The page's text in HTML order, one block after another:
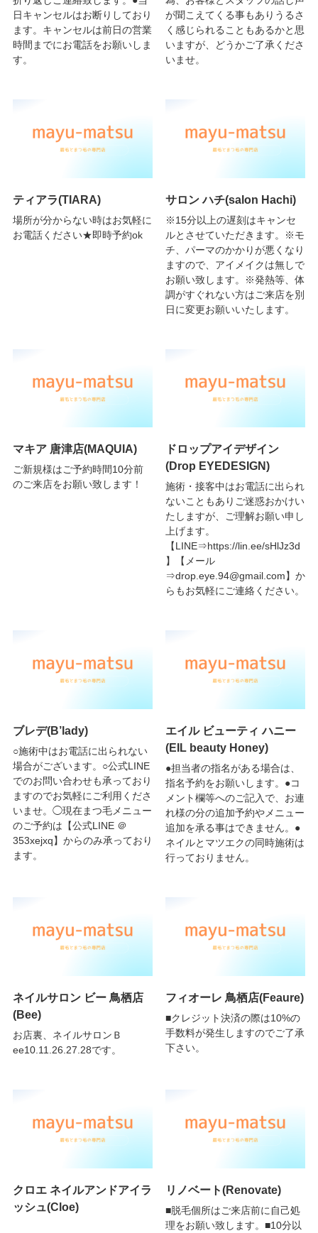
日キャンセルはお断りしており
ます。キャンセルは前日の営業
時間までにお電話をお願いしま
す。
が聞こえてくる事もありうるさ
く感じられることもあるかと思
いますが、どうかご了承くださ
いませ。
ティアラ(TIARA)
場所が分からない時はお気軽に
お電話ください★即時予約ok
サロン ハチ(salon Hachi)
※15分以上の遅刻はキャンセ
ルとさせていただきます。※モ
チ、パーマのかかりが悪くなり
ますので、アイメイクは無しで
お願い致します。※発熱等、体
調がすぐれない方はご来店を別
日に変更お願いいたします。
マキア 唐津店(MAQUIA)
ご新規様はご予約時間10分前
のご来店をお願い致します！
ドロップアイデザイン
(Drop EYEDESIGN)
施術・接客中はお電話に出られ
ないこともありご迷惑おかけい
たしますが、ご理解お願い申し
上げます。
【LINE⇒https://lin.ee/sHlJz3d
】【メール
⇒drop.eye.94@gmail.com】か
らもお気軽にご連絡ください。
ブレデ(B’lady)
○施術中はお電話に出られない
場合がございます。○公式LINE
でのお問い合わせも承っており
ますのでお気軽にご利用くださ
いませ。◯現在まつ毛メニュー
のご予約は【公式LINE ＠
353xejxq】からのみ承っており
ます。
エイル ビューティ ハニー
(EIL beauty Honey)
●担当者の指名がある場合は、
指名予約をお願いします。●コ
メント欄等へのご記入で、お連
れ様の分の追加予約やメニュー
追加を承る事はできません。●
ネイルとマツエクの同時施術は
行っておりません。
ネイルサロン ビー 鳥栖店
(Bee)
お店裏、ネイルサロンＢ
ee10.11.26.27.28です。
フィオーレ 鳥栖店(Feaure)
■クレジット決済の際は10%の
手数料が発生しますのでご了承
下さい。
クロエ ネイルアンドアイラ
ッシュ(Cloe)
リノベート(Renovate)
■脱毛個所はご来店前に自己処
理をお願い致します。■10分以